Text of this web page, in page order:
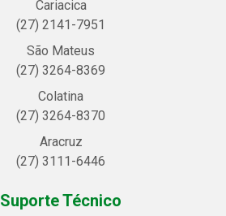
Cariacica
(27) 2141-7951
São Mateus
(27) 3264-8369
Colatina
(27) 3264-8370
Aracruz
(27) 3111-6446
Suporte Técnico